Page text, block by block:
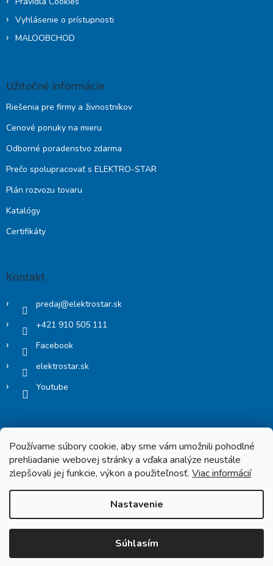
Používame súbory cookie, aby sme vám umožnili pohodlné
prehliadanie webovej stránky a vďaka analýze neustále
zlepšovali jej funkcie, výkon a použiteľnosť. Viac informácií
Nastavenie
Súhlasím
Vyhlásenie o prístupnosti
MALOOBCHOD
Užitočné informácie
Riešenia pre firmy a živnostníkov
Cenové ponuky na mieru
Odborné poradenstvo zdarma
Prečo spolupracovať s ELEKTRO-STAR
Plán rozvozu tovaru
Katalógy
Certifikáty
Kontakt
predaj@elektrostar.sk
+421 910 505 111
Facebook
elektrostar.sk
Youtube
Copyright 2026Elektrostar.shop. Všetky práva vyhradené.